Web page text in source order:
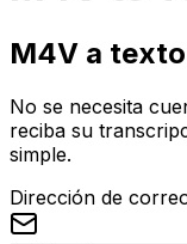
M4V a
No se necesita
reciba su
simple.
Dirección de